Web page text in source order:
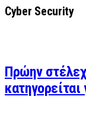
Cyber Security
Πρώην